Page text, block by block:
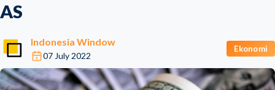
AS
Indonesia Window
07 July 2022
Ekonomi